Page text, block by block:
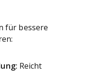
für bessere
Reicht